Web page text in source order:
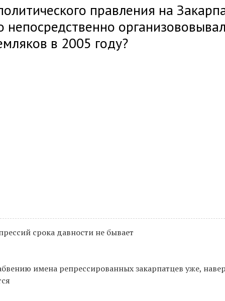
правления на
непосредственно
в 2005 году?
срока давности не бывает
имена репрессированных закарпатцев уже,